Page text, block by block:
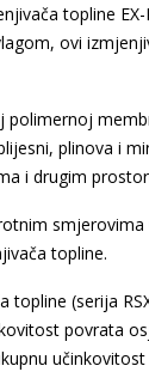
topline
ovi
polimernoj
plinova i
i drugim
topline.
(serija
povrata